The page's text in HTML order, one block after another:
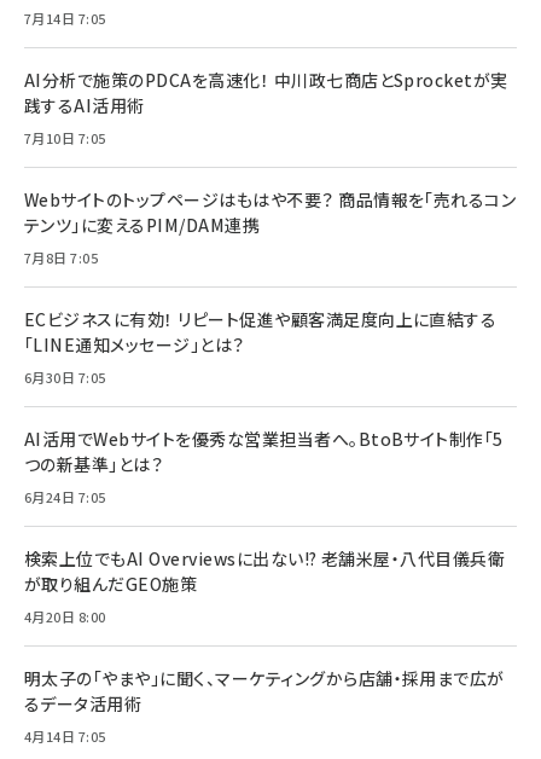
7月14日 7:05
AI分析で施策のPDCAを高速化！ 中川政七商店とSprocketが実
践するAI活用術
7月10日 7:05
Webサイトのトップページはもはや不要？ 商品情報を「売れるコン
テンツ」に変えるPIM/DAM連携
7月8日 7:05
ECビジネスに有効！ リピート促進や顧客満足度向上に直結する
「LINE通知メッセージ」とは？
6月30日 7:05
AI活用でWebサイトを優秀な営業担当者へ。BtoBサイト制作「5
つの新基準」とは？
6月24日 7:05
検索上位でもAI Overviewsに出ない!? 老舗米屋・八代目儀兵衛
が取り組んだGEO施策
4月20日 8:00
明太子の「やまや」に聞く、マーケティングから店舗・採用まで広が
るデータ活用術
4月14日 7:05